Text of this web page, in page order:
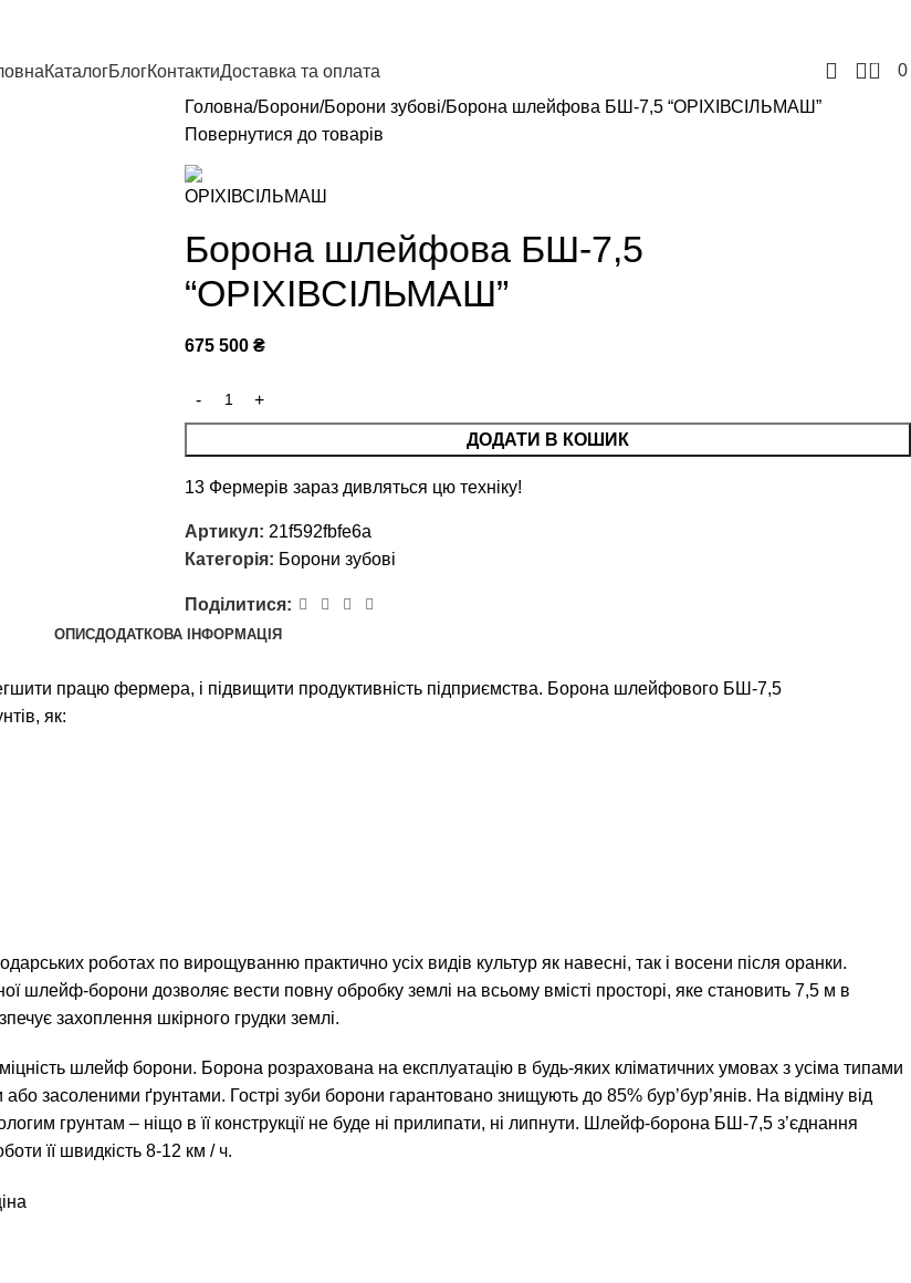
КаталогБлогКонтактиДоставка та оплата 0
0
Головна Борони Борони зубові Борона шлейфова БШ-7,5 “ОРІХІВСІЛЬМАШ”
Повернутися до товарів
Борона шлейфова БШ-7,5
“ОРІХІВСІЛЬМАШ”
675 500 ₴
ДОДАТИ В КОШИК
13 Фермерів зараз дивляться цю техніку!
Артикул: 21f592fbfe6a
Категорія: Борони зубові
Поділитися:
ОПИСДОДАТКОВА ІНФОРМАЦІЯ
працю фермера, і підвищити продуктивність підприємства. Борона шлейфового БШ-7,5
як:
роботах по вирощуванню практично усіх видів культур як навесні, так і восени після оранки.
шлейф-борони дозволяє вести повну обробку землі на всьому вмісті просторі, яке становить 7,5 м в
захоплення шкірного грудки землі.
шлейф борони. Борона розрахована на експлуатацію в будь-яких кліматичних умовах з усіма типами
засоленими ґрунтами. Гострі зуби борони гарантовано знищують до 85% бур’бур’янів. На відміну від
грунтам – ніщо в її конструкції не буде ні прилипати, ні липнути. Шлейф-борона БШ-7,5 з’єднання
її швидкість 8-12 км / ч.